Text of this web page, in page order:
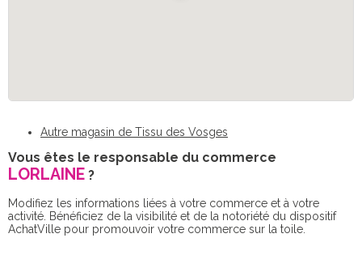
Autre magasin de Tissu des Vosges
Vous êtes le responsable du commerce
LORLAINE ?
Modifiez les informations liées à votre commerce et à votre
activité. Bénéficiez de la visibilité et de la notoriété du dispositif
AchatVille pour promouvoir votre commerce sur la toile.